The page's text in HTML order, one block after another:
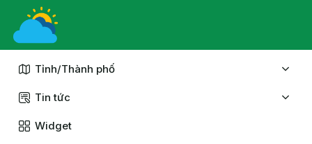
Chuyển
nội
Tỉnh/Thành phố
Tin tức
Widget